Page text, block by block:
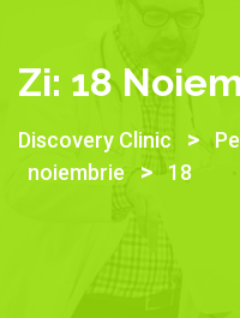
Zi: 18
Discovery Clinic >
noiembrie > 18